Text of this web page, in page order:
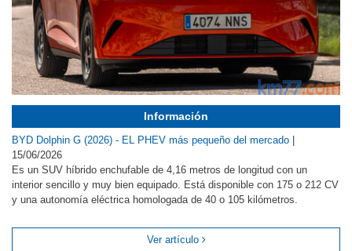
Información
BYD Dolphin G (2026) - EL PHEV más pequeño del mercado
15/06/2026
Es un SUV híbrido enchufable de 4,16 metros de longitud con un
interior sencillo y muy bien equipado. Está disponible con 175 o 212 CV
y una autonomía eléctrica homologada de 40 o 105 kilómetros.
Ver artículo